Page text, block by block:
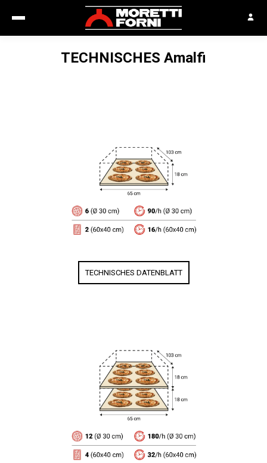
TECHNISCHES Amalfi
TECHNISCHES DATENBLATT